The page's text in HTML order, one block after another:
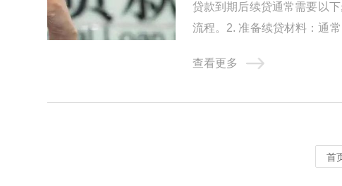
贷款到期后续贷通常需要以
流程。2. 准备续贷材料：通
查看更多
首